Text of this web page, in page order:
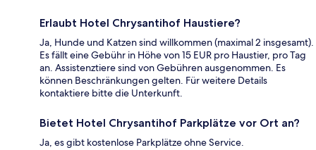
Erlaubt Hotel Chrysantihof Haustiere?
Ja, Hunde und Katzen sind willkommen (maximal 2 insgesamt).
Es fällt eine Gebühr in Höhe von 15 EUR pro Haustier, pro Tag
an. Assistenztiere sind von Gebühren ausgenommen. Es
können Beschränkungen gelten. Für weitere Details
kontaktiere bitte die Unterkunft.
Bietet Hotel Chrysantihof Parkplätze vor Ort an?
Ja, es gibt kostenlose Parkplätze ohne Service.